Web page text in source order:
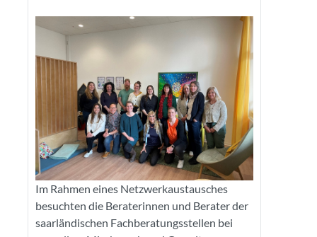
Im Rahmen eines Netzwerkaustausches
besuchten die Beraterinnen und Berater der
saarländischen Fachberatungsstellen bei